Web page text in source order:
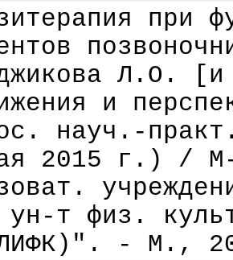
при
Л.О.
и
науч.-
2015 г.) /
т физ.
- М.,